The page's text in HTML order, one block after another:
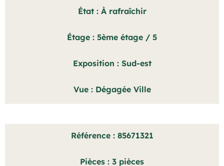
État À rafraîchir
Étage 5ème étage / 5
Exposition Sud-est
Vue Dégagée Ville
Référence 85671321
Pièces 3 pièces